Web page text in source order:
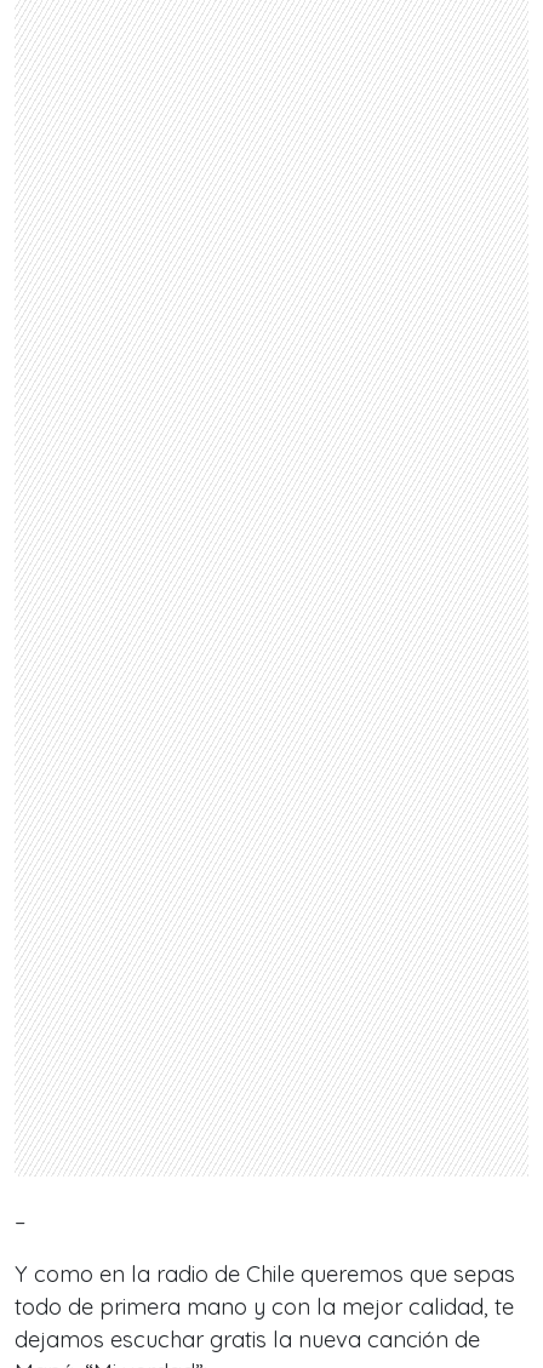
–
Y como en la radio de Chile queremos que sepas
todo de primera mano y con la mejor calidad, te
dejamos escuchar gratis la nueva canción de